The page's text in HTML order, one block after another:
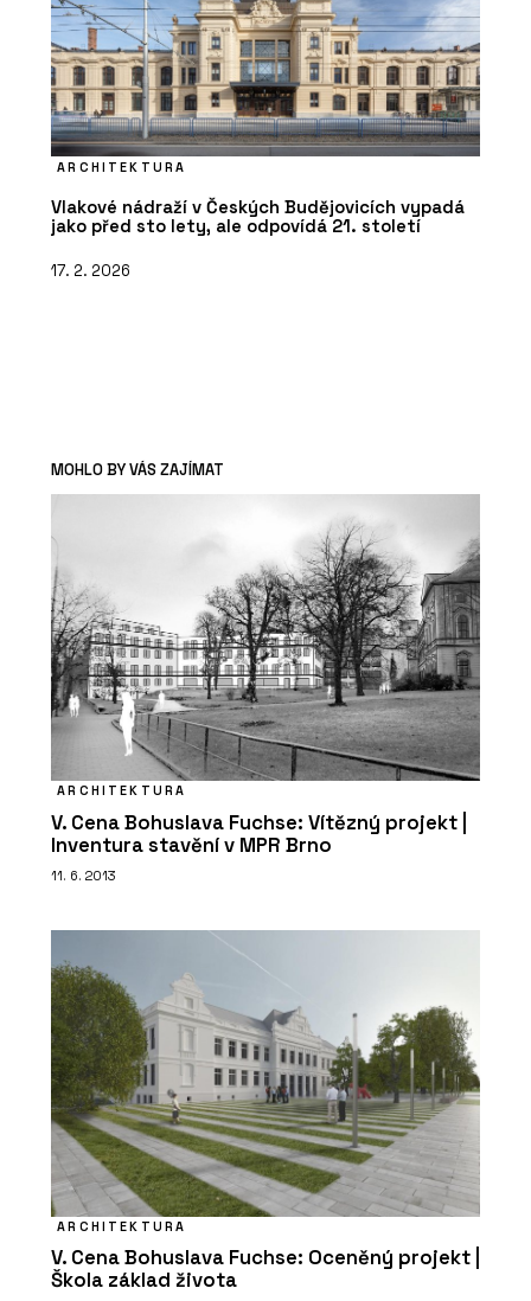
ARCHITEKTURA
Vlakové nádraží v Českých Budějovicích vypadá
jako před sto lety, ale odpovídá 21. století
17. 2. 2026
MOHLO BY VÁS ZAJÍMAT
ARCHITEKTURA
V. Cena Bohuslava Fuchse: Vítězný projekt |
Inventura stavění v MPR Brno
11. 6. 2013
ARCHITEKTURA
V. Cena Bohuslava Fuchse: Oceněný projekt |
Škola základ života